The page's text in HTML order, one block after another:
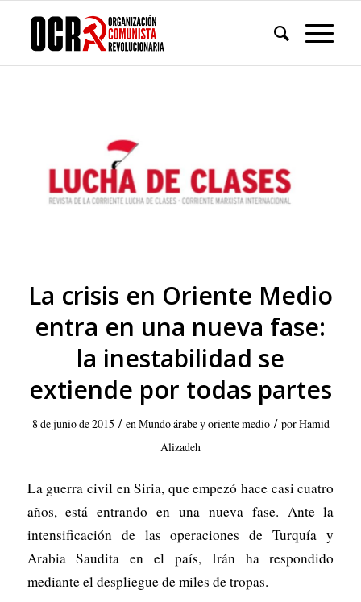
La crisis en Oriente Medio
entra en una nueva fase:
la inestabilidad se
extiende por todas partes
8 de junio de 2015 / en Mundo árabe y oriente medio / porHamid
Alizadeh
La guerra civil en Siria, que empezó hace casi cuatro
años, está entrando en una nueva fase. Ante la
intensificación de las operaciones de Turquía y
Arabia Saudita en el país, Irán ha respondido
mediante el despliegue de miles de tropas.